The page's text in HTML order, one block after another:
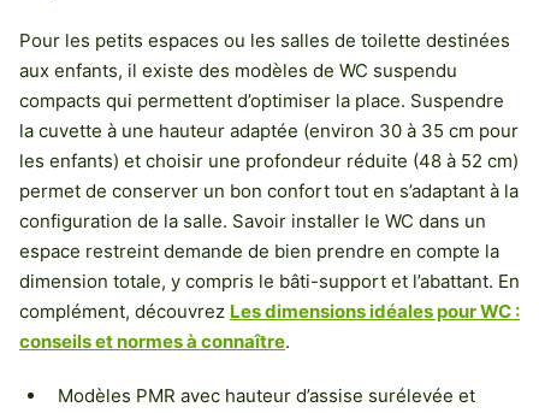
Pour les petits espaces ou les salles de toilette destinées
aux enfants, il existe des modèles de WC suspendu
compacts qui permettent d’optimiser la place. Suspendre
la cuvette à une hauteur adaptée (environ 30 à 35 cm pour
les enfants) et choisir une profondeur réduite (48 à 52 cm)
permet de conserver un bon confort tout en s’adaptant à la
configuration de la salle. Savoir installer le WC dans un
espace restreint demande de bien prendre en compte la
dimension totale, y compris le bâti-support et l’abattant. En
complément, découvrez Les dimensions idéales pour WC :
conseils et normes à connaître.
Modèles PMR avec hauteur d’assise surélevée et